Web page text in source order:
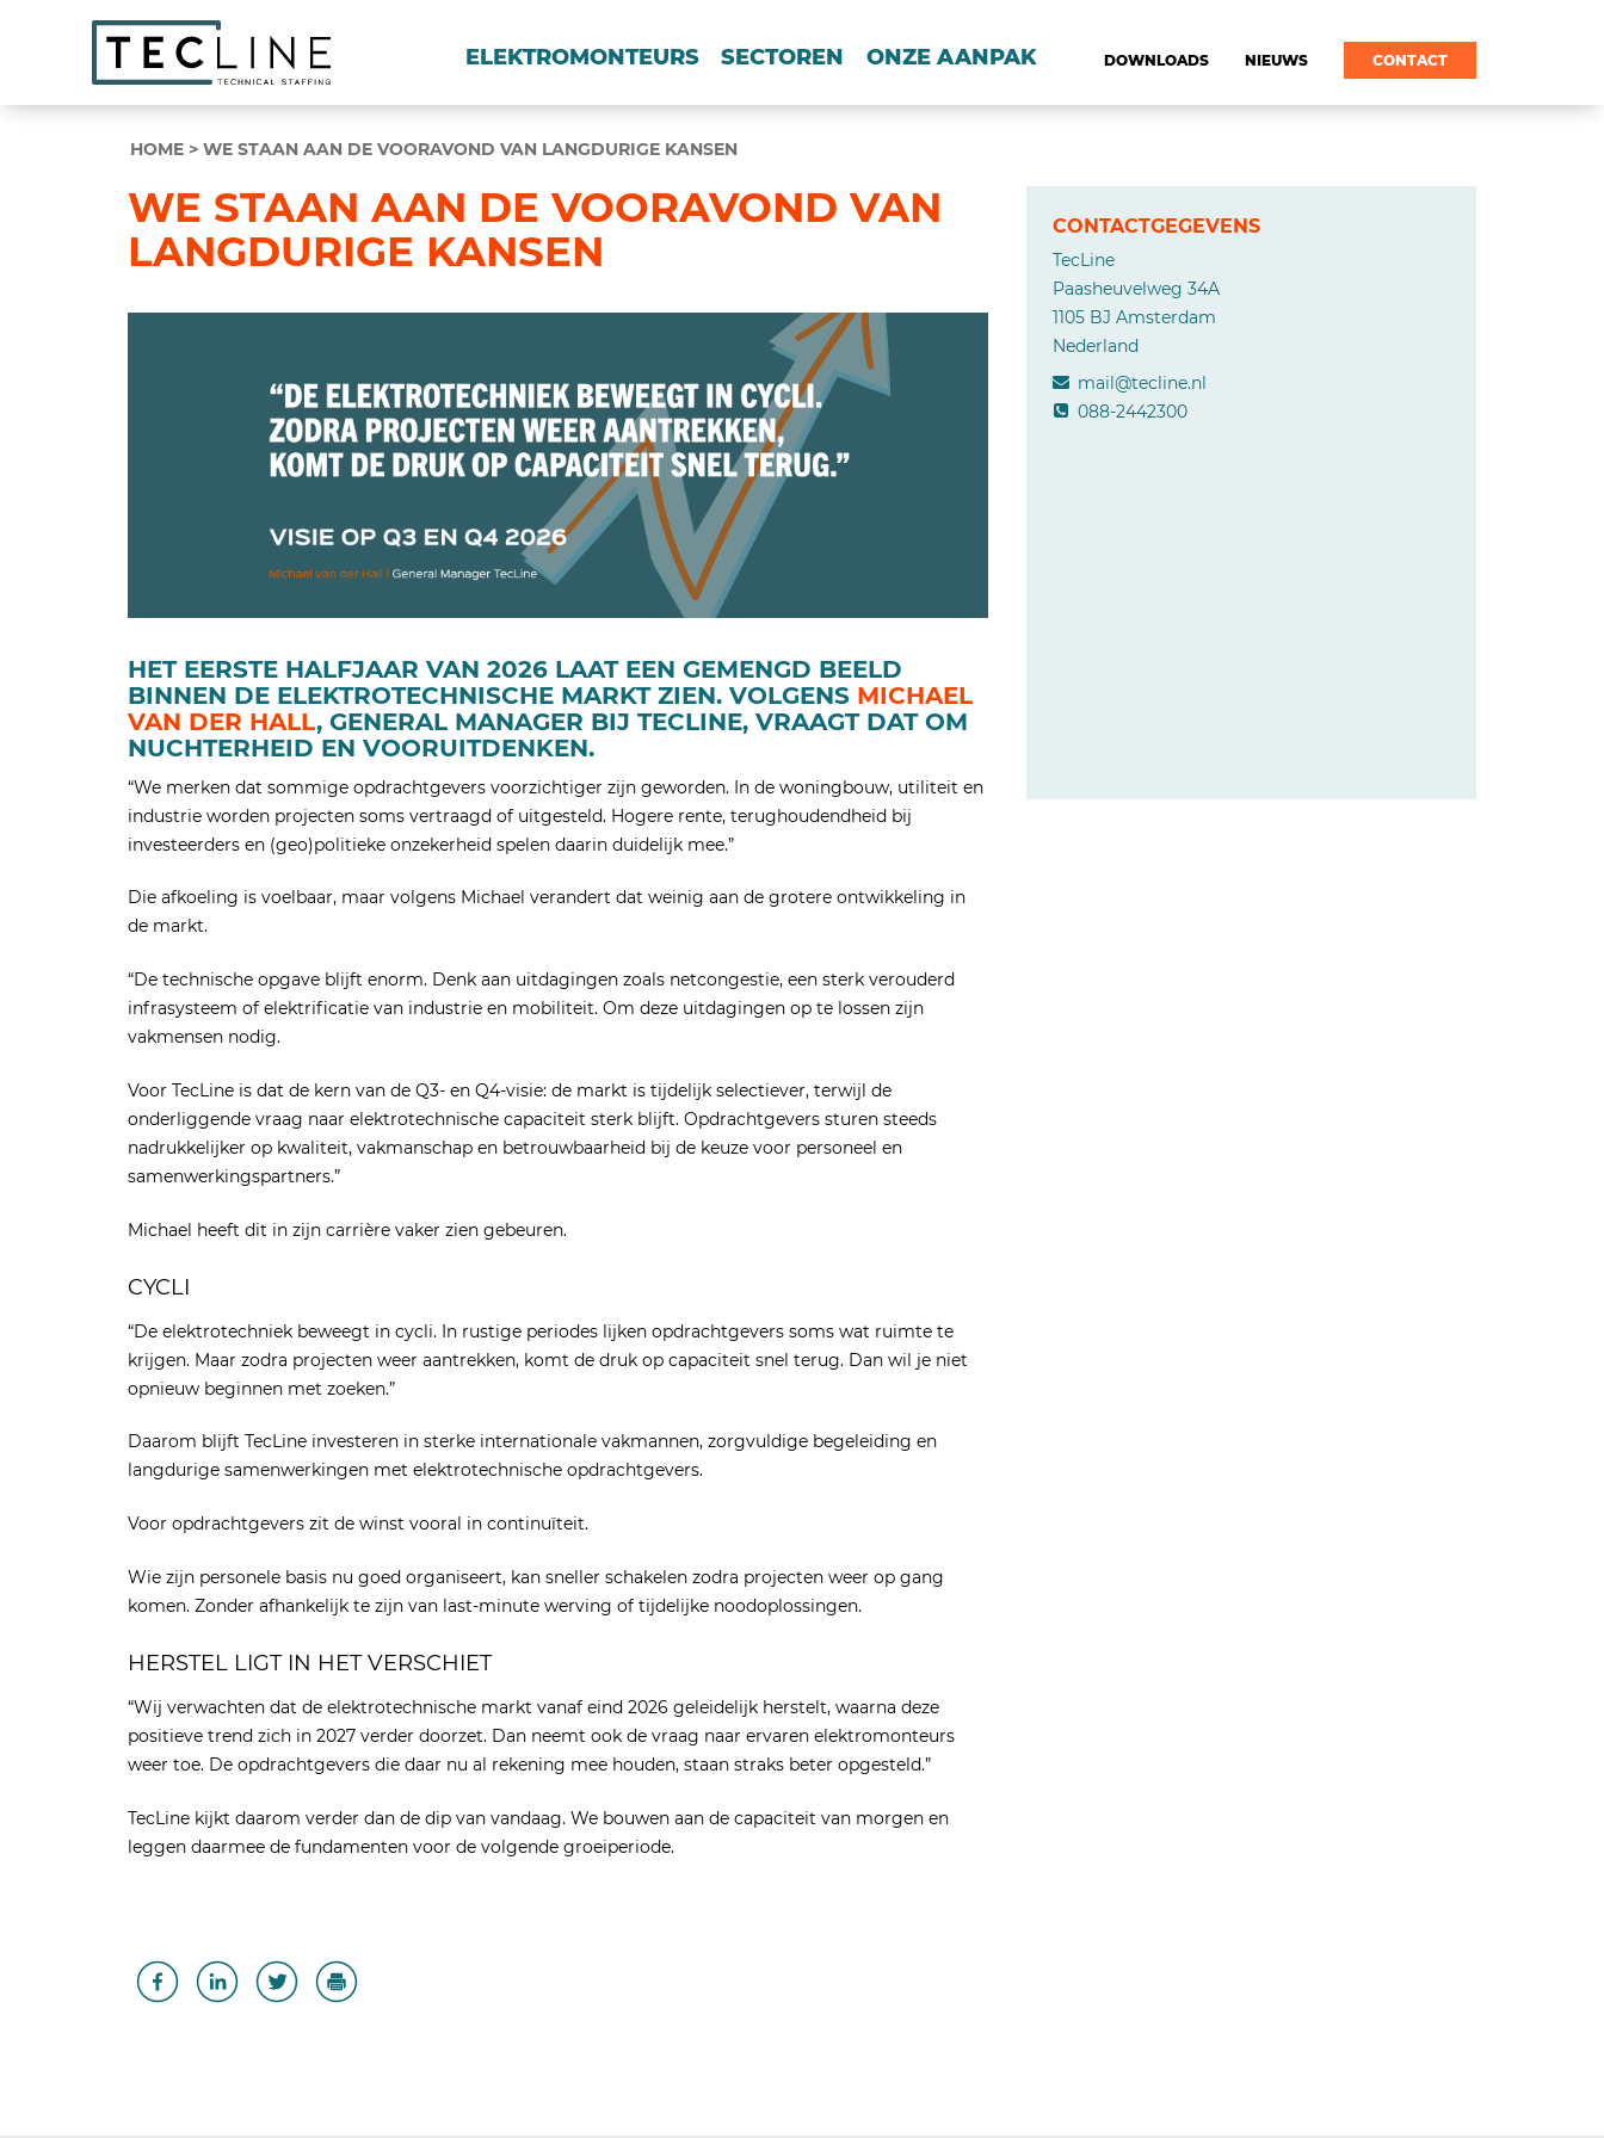
ELEKTROMONTEURS SECTOREN ONZE AANPAK DOWNLOADS NIEUWS CONTACT
HOME >WE STAAN AAN DE VOORAVOND VAN LANGDURIGE KANSEN
WE STAAN AAN DE VOORAVOND VAN
LANGDURIGE KANSEN
HET EERSTE HALFJAAR VAN 2026 LAAT EEN GEMENGD BEELD
BINNEN DE ELEKTROTECHNISCHE MARKT ZIEN. VOLGENS MICHAEL
VAN DER HALL, GENERAL MANAGER BIJ TECLINE, VRAAGT DAT OM
NUCHTERHEID EN VOORUITDENKEN.
“We merken dat sommige opdrachtgevers voorzichtiger zijn geworden. In de woningbouw, utiliteit en
industrie worden projecten soms vertraagd of uitgesteld. Hogere rente, terughoudendheid bij
investeerders en (geo)politieke onzekerheid spelen daarin duidelijk mee.”
Die afkoeling is voelbaar, maar volgens Michael verandert dat weinig aan de grotere ontwikkeling in
de markt.
“De technische opgave blijft enorm. Denk aan uitdagingen zoals netcongestie, een sterk verouderd
infrasysteem of elektrificatie van industrie en mobiliteit. Om deze uitdagingen op te lossen zijn
vakmensen nodig.
Voor TecLine is dat de kern van de Q3- en Q4-visie: de markt is tijdelijk selectiever, terwijl de
onderliggende vraag naar elektrotechnische capaciteit sterk blijft. Opdrachtgevers sturen steeds
nadrukkelijker op kwaliteit, vakmanschap en betrouwbaarheid bij de keuze voor personeel en
samenwerkingspartners.”
Michael heeft dit in zijn carrière vaker zien gebeuren.
CYCLI
“De elektrotechniek beweegt in cycli. In rustige periodes lijken opdrachtgevers soms wat ruimte te
krijgen. Maar zodra projecten weer aantrekken, komt de druk op capaciteit snel terug. Dan wil je niet
opnieuw beginnen met zoeken.”
Daarom blijft TecLine investeren in sterke internationale vakmannen, zorgvuldige begeleiding en
langdurige samenwerkingen met elektrotechnische opdrachtgevers.
Voor opdrachtgevers zit de winst vooral in continuïteit.
Wie zijn personele basis nu goed organiseert, kan sneller schakelen zodra projecten weer op gang
komen. Zonder afhankelijk te zijn van last-minute werving of tijdelijke noodoplossingen.
HERSTEL LIGT IN HET VERSCHIET
“Wij verwachten dat de elektrotechnische markt vanaf eind 2026 geleidelijk herstelt, waarna deze
positieve trend zich in 2027 verder doorzet. Dan neemt ook de vraag naar ervaren elektromonteurs
weer toe. De opdrachtgevers die daar nu al rekening mee houden, staan straks beter opgesteld.”
TecLine kijkt daarom verder dan de dip van vandaag. We bouwen aan de capaciteit van morgen en
leggen daarmee de fundamenten voor de volgende groeiperiode.
CONTACTGEGEVENS
TecLine
Paasheuvelweg 34A
1105 BJ Amsterdam
Nederland
mail@tecline.nl
088-2442300